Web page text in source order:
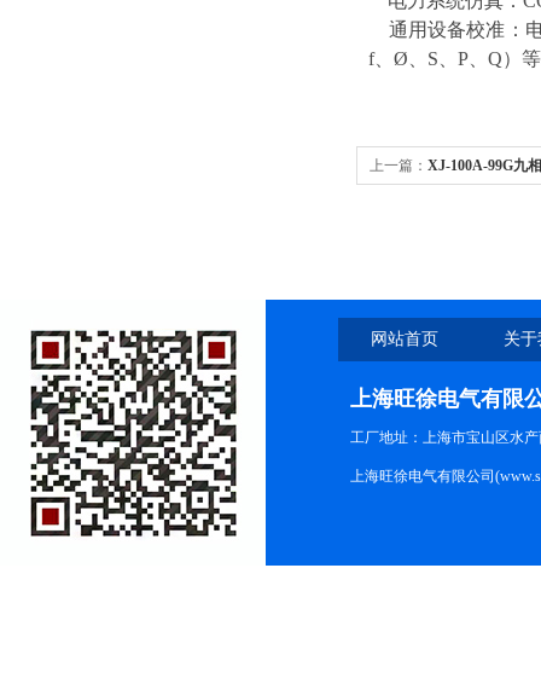
通用设备校准：
f、Ø、S、P、Q）
上一篇： XJ-100A-99G九
网站首页 关
上海旺徐电气有限
工厂地址：上海市宝山区水产
上海旺徐电气有限公司